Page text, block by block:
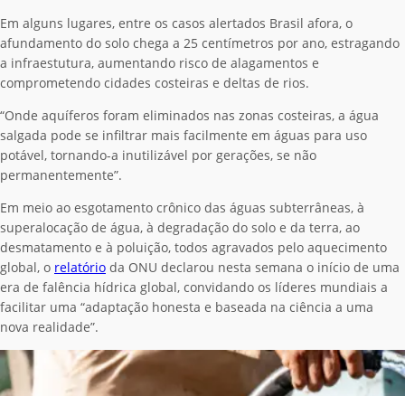
Em alguns lugares, entre os casos alertados Brasil afora, o
afundamento do solo chega a 25 centímetros por ano, estragando
a infraestutura, aumentando risco de alagamentos e
comprometendo cidades costeiras e deltas de rios.
“Onde aquíferos foram eliminados nas zonas costeiras, a água
salgada pode se infiltrar mais facilmente em águas para uso
potável, tornando-a inutilizável por gerações, se não
permanentemente”.
Em meio ao esgotamento crônico das águas subterrâneas, à
superalocação de água, à degradação do solo e da terra, ao
desmatamento e à poluição, todos agravados pelo aquecimento
global, o relatório da ONU declarou nesta semana o início de uma
era de falência hídrica global, convidando os líderes mundiais a
facilitar uma “adaptação honesta e baseada na ciência a uma
nova realidade”.